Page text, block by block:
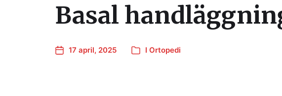
Basal
17 april, 2025 I Ortopedi